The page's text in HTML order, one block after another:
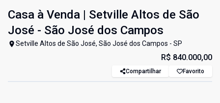
Casa à Venda | Setville Altos de São
José - São José dos Campos
Setville Altos de São José, São José dos Campos - SP
R$ 840.000,00
Compartilhar Favorito